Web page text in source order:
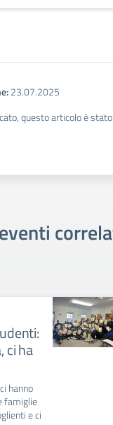
23.07.2025
questo articolo è
ci ha
hanno
famiglie
e ci